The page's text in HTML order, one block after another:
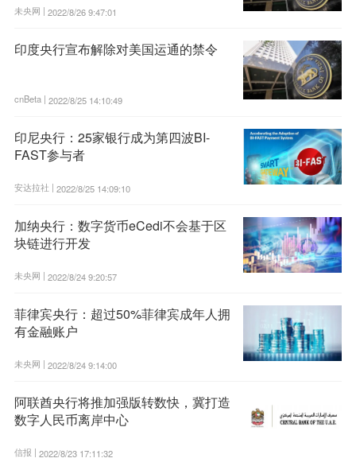
未央网 | 2022/8/26 9:47:01
印度央行宣布解除对美国运通的禁令
cnBeta | 2022/8/25 14:10:49
印尼央行：25家银行成为第四波BI-
FAST参与者
安达拉社 | 2022/8/25 14:09:10
加纳央行：数字货币eCedi不会基于区
块链进行开发
未央网 | 2022/8/24 9:20:57
菲律宾央行：超过50%菲律宾成年人拥
有金融账户
未央网 | 2022/8/24 9:14:00
阿联酋央行将推加强版转数快，冀打造
数字人民币离岸中心
信报 | 2022/8/23 17:11:32